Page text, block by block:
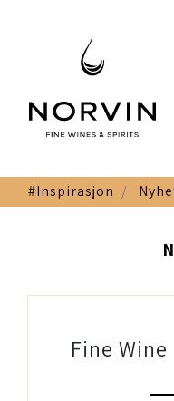
#Inspirasjon
Fine